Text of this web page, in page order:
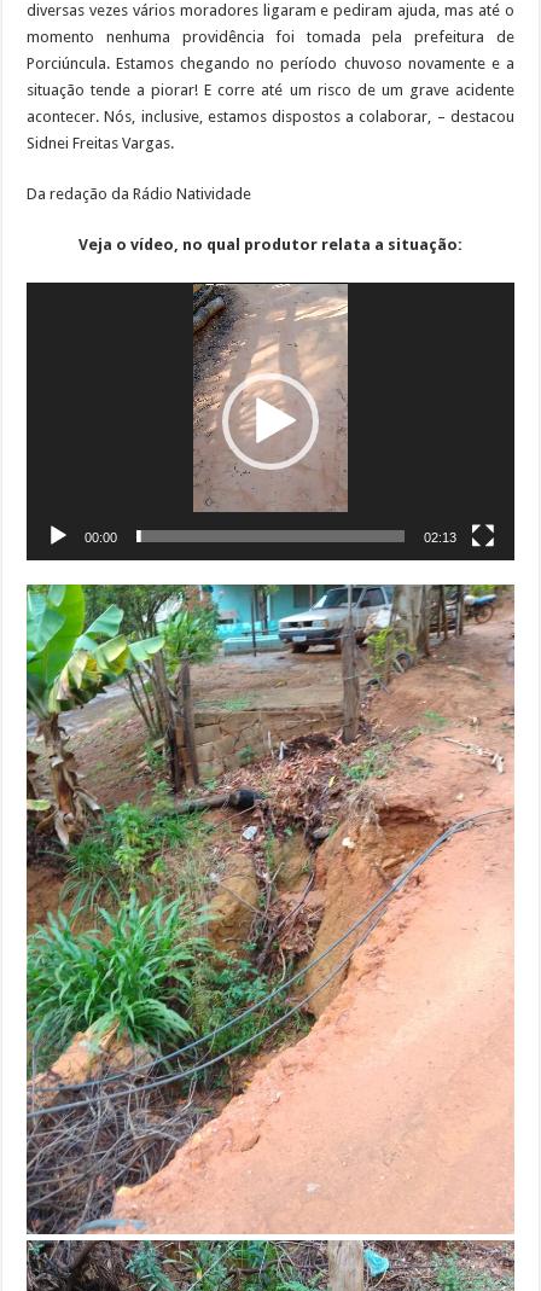
diversas vezes vários moradores ligaram e pediram ajuda, mas até o
momento nenhuma providência foi tomada pela prefeitura de
Porciúncula. Estamos chegando no período chuvoso novamente e a
situação tende a piorar! E corre até um risco de um grave acidente
acontecer. Nós, inclusive, estamos dispostos a colaborar, – destacou
Sidnei Freitas Vargas.
Da redação da Rádio Natividade
Veja o vídeo, no qual produtor relata a situação:
00:00 02:13